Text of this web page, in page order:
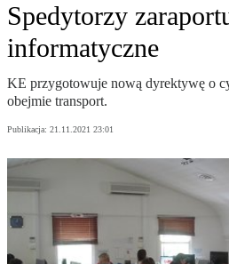
Spedytorzy
informatyczne
KE przygotowuje nową dyrektywę o
obejmie transport.
Publikacja: 21.11.2021 23:01